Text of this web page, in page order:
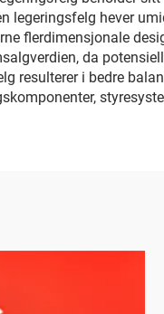
legeringsfelg hever
flerdimensjonale
da
resulterer i bedre